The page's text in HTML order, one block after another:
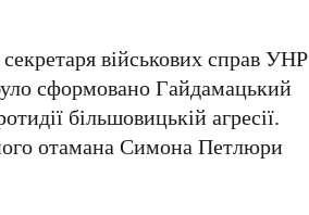
військових справ УНР
сформовано Гайдамацький
більшовицькій агресії.
отамана Симона Петлюри